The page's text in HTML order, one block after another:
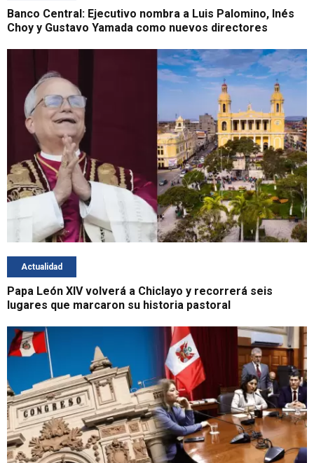
Banco Central: Ejecutivo nombra a Luis Palomino, Inés
Choy y Gustavo Yamada como nuevos directores
Actualidad
Papa León XIV volverá a Chiclayo y recorrerá seis
lugares que marcaron su historia pastoral